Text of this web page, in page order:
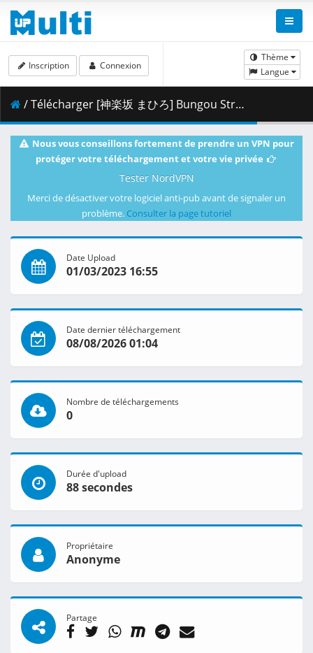
Thème
Langue
Inscription Connexion
/ Télécharger [神楽坂 まひろ] Bungou Stray Dogs 4th Season - 46 (CR 1920x1080 AVC AAC MKV) [65F422D7].mkv.001 ( 461.15 MB )
Nous vous conseillons fortement de prendre un VPN pour
protéger votre téléchargement et votre vie privée
Tester NordVPN
Merci de désactiver votre logiciel anti-pub avant de signaler un
problème. Consulter la page tutoriel
Date Upload
01/03/2023 16:55
Date dernier téléchargement
08/08/2026 01:04
Nombre de téléchargements
0
Durée d'upload
88 secondes
Propriétaire
Anonyme
Partage